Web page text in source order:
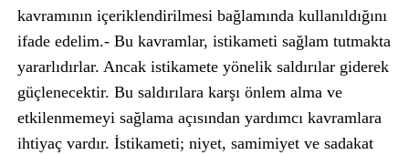
kavramının içeriklendirilmesi bağlamında kullanıldığını
ifade edelim.- Bu kavramlar, istikameti sağlam tutmakta
yararlıdırlar. Ancak istikamete yönelik saldırılar giderek
güçlenecektir. Bu saldırılara karşı önlem alma ve
etkilenmemeyi sağlama açısından yardımcı kavramlara
ihtiyaç vardır. İstikameti; niyet, samimiyet ve sadakat